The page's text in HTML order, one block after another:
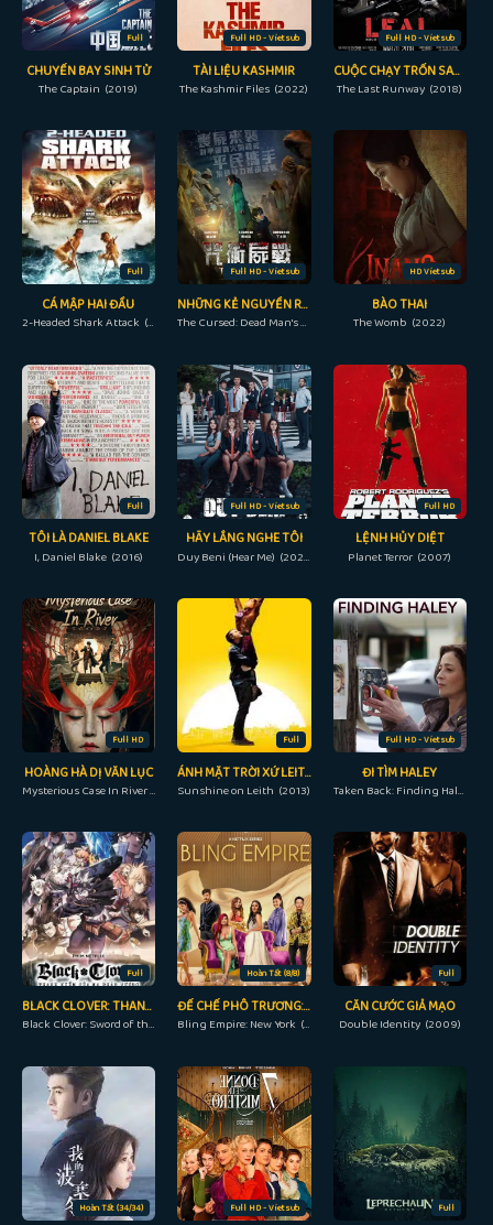
Full
CHUYẾN BAY SINH TỬ
The Captain (2019)
Full HD - Vietsub
TÀI LIỆU KASHMIR
The Kashmir Files (2022)
Full HD - Vietsub
CUỘC CHẠY TRỐN SAU CÙNG
The Last Runway (2018)
Full
CÁ MẬP HAI ĐẦU
2-Headed Shark Attack (2012)
Full HD - Vietsub
NHỮNG KẺ NGUYỀN RỦA
The Cursed: Dead Man's Prey (2021)
HD Vietsub
BÀO THAI
The Womb (2022)
Full
TÔI LÀ DANIEL BLAKE
I, Daniel Blake (2016)
Full HD - Vietsub
HÃY LẮNG NGHE TÔI
Duy Beni (Hear Me) (2022)
Full HD
LỆNH HỦY DIỆT
Planet Terror (2007)
Full HD
HOÀNG HÀ DỊ VĂN LỤC
Mysterious Case In River (2023)
Full
ÁNH MẶT TRỜI XỨ LEITH
Sunshine on Leith (2013)
Full HD - Vietsub
ĐI TÌM HALEY
Taken Back: Finding Haley (2012)
Full
BLACK CLOVER: THANH KIẾM CỦA MA PHÁP VƯƠNG
Black Clover: Sword of the Wizard King (2023)
Hoàn Tất (8/8)
ĐẾ CHẾ PHÔ TRƯƠNG: NEW YORK
Bling Empire: New York (2023)
Full
CĂN CƯỚC GIẢ MẠO
Double Identity (2009)
Hoàn Tất (34/34) Full HD - Vietsub Full